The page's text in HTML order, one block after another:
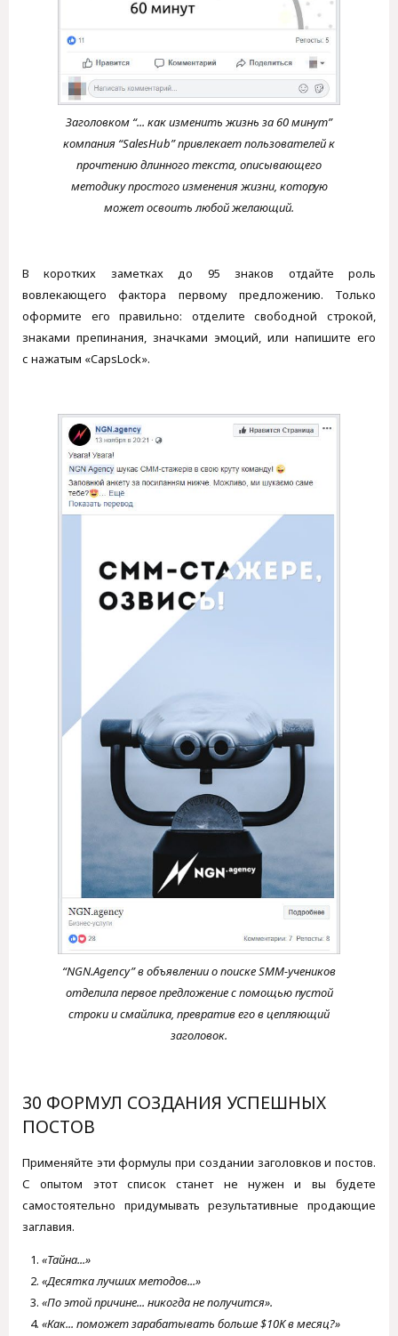
Заголовком “... как изменить жизнь за 60 минут”
компания “SalesHub” привлекает пользователей к
прочтению длинного текста, описывающего
методику простого изменения жизни, которую
может освоить любой желающий.
В коротких заметках до 95 знаков отдайте роль
вовлекающего фактора первому предложению. Только
оформите его правильно: отделите свободной строкой,
знаками препинания, значками эмоций, или напишите его
с нажатым «CapsLock».
“NGN.Agency” в объявлении о поиске SMM-учеников
отделила первое предложение с помощью пустой
строки и смайлика, превратив его в цепляющий
заголовок.
30 ФОРМУЛ СОЗДАНИЯ УСПЕШНЫХ
ПОСТОВ
Применяйте эти формулы при создании заголовков и постов.
С опытом этот список станет не нужен и вы будете
самостоятельно придумывать результативные продающие
заглавия.
«Тайна...»
«Десятка лучших методов...»
«По этой причине... никогда не получится».
«Как... поможет зарабатывать больше $10K в месяц?»